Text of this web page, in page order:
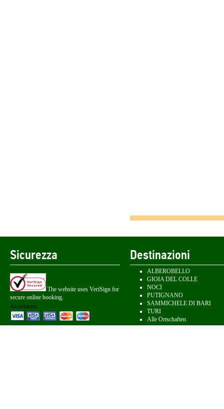
Sicurezza
The website uses VeriSign for
secure online booking.
Accettiamo:
Destinazioni
ALBEROBELLO
GIOIA DEL COLLE
NOCI
PUTIGNANO
SAMMICHELE DI BARI
TURI
Alle Ortschaften